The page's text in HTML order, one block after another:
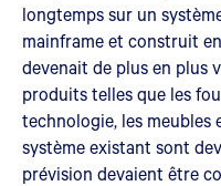
longtemps sur un
mainframe et construit
devenait de plus en plus
produits telles que les
technologie, les meubles
système existant sont
prévision devaient être